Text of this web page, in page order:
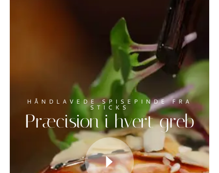
HÅNDLAVEDE SPISEPINDE FRA
STICKS
Præcision i hvert greb